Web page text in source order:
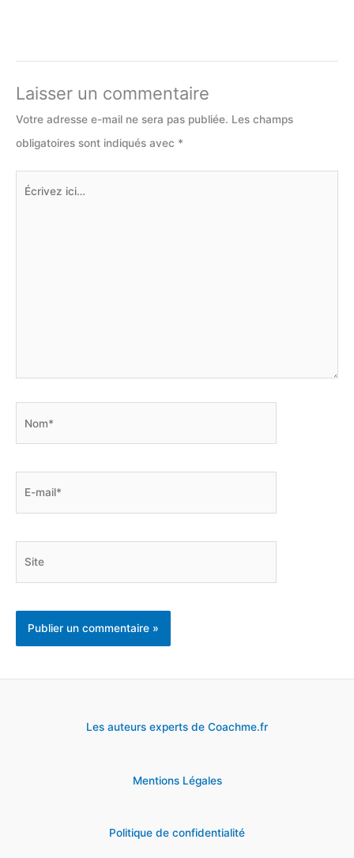
Laisser un commentaire
Votre adresse e-mail ne sera pas publiée. Les champs
obligatoires sont indiqués avec *
Écrivez
Les auteurs experts de Coachme.fr
Mentions Légales
Politique de confidentialité